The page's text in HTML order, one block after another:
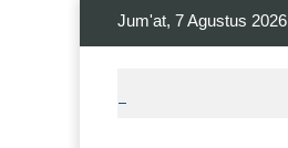
Jum'at, 7 Agustus 2026